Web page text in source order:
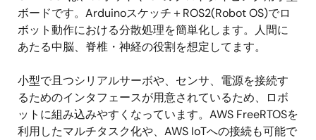
ボードです。Arduinoスケッチ＋ROS2(Robot OS)でロ
ボット動作における分散処理を簡単化します。人間に
あたる中脳、脊椎・神経の役割を想定してます。
小型で且つシリアルサーボや、センサ、電源を接続す
るためのインタフェースが用意されているため、ロボ
ットに組み込みやすくなっています。AWS FreeRTOSを
利用したマルチタスク化や、AWS IoTへの接続も可能で